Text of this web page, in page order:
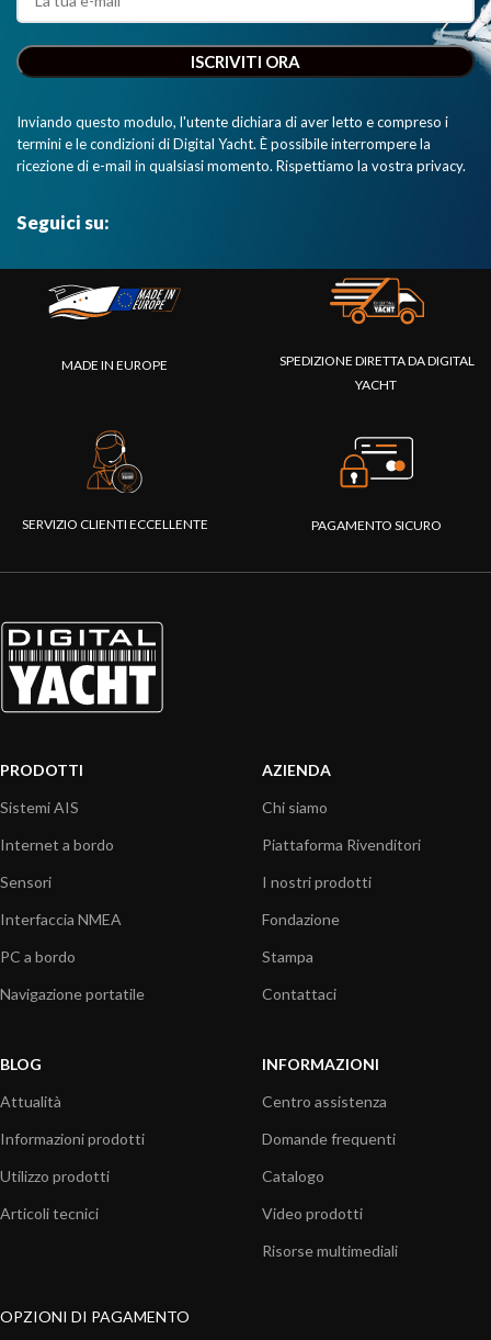
Inviando questo modulo, l'utente dichiara di aver letto e compreso i
termini e le condizioni di Digital Yacht. È possibile interrompere la
ricezione di e-mail in qualsiasi momento. Rispettiamo la vostra privacy.
Seguici su:
MADE IN EUROPE
SPEDIZIONE DIRETTA DA DIGITAL
YACHT
SERVIZIO CLIENTI ECCELLENTE PAGAMENTO SICURO
PRODOTTI
Sistemi AIS
Internet a bordo
Sensori
Interfaccia NMEA
PC a bordo
Navigazione portatile
AZIENDA
Chi siamo
Piattaforma Rivenditori
I nostri prodotti
Fondazione
Stampa
Contattaci
BLOG
Attualità
Informazioni prodotti
Utilizzo prodotti
Articoli tecnici
INFORMAZIONI
Centro assistenza
Domande frequenti
Catalogo
Video prodotti
Risorse multimediali
OPZIONI DI PAGAMENTO